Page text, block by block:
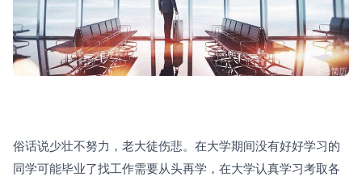
俗话说少壮不努力，老大徒伤悲。在大学期间没有好好学习的
同学可能毕业了找工作需要从头再学，在大学认真学习考取各